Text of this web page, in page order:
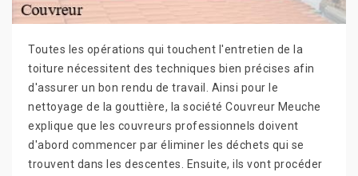
Toutes les opérations qui touchent l'entretien de la
toiture nécessitent des techniques bien précises afin
d'assurer un bon rendu de travail. Ainsi pour le
nettoyage de la gouttière, la société Couvreur Meuche
explique que les couvreurs professionnels doivent
d'abord commencer par éliminer les déchets qui se
trouvent dans les descentes. Ensuite, ils vont procéder